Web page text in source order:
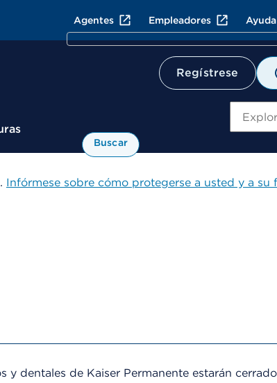
Agentes Empleadores
Regístrese
Buscar
Infórmese sobre cómo protegerse a usted y a su
dentales de Kaiser Permanente estarán